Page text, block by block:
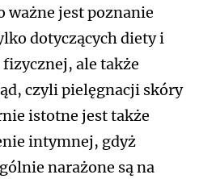
ważne jest poznanie
dotyczących diety i
ale także
czyli pielęgnacji skóry
istotne jest także
intymnej, gdyż
narażone są na